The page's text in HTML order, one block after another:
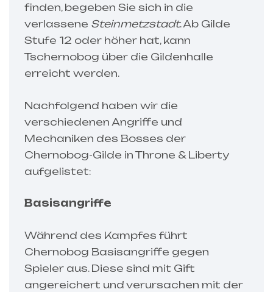
finden, begeben Sie sich in die
verlassene Steinmetzstadt. Ab Gilde
Stufe 12 oder höher hat, kann
Tschernobog über die Gildenhalle
erreicht werden.
Nachfolgend haben wir die
verschiedenen Angriffe und
Mechaniken des Bosses der
Chernobog-Gilde in Throne & Liberty
aufgelistet:
Basisangriffe
Während des Kampfes führt
Chernobog Basisangriffe gegen
Spieler aus. Diese sind mit Gift
angereichert und verursachen mit der